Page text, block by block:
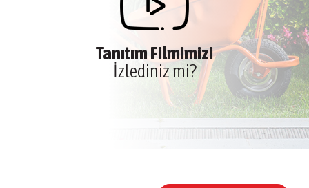
Tanıtım Filmimizi
İzlediniz mi?